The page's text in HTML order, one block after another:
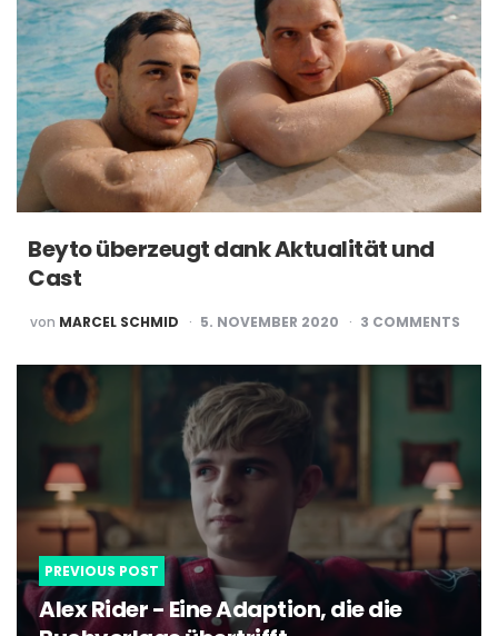
Beyto überzeugt dank Aktualität und
Cast
POSTED
BY
von MARCEL SCHMID 5. NOVEMBER 2020 3 COMMENTS
Post
navigation
PREVIOUS POST
Alex Rider - Eine Adaption, die die